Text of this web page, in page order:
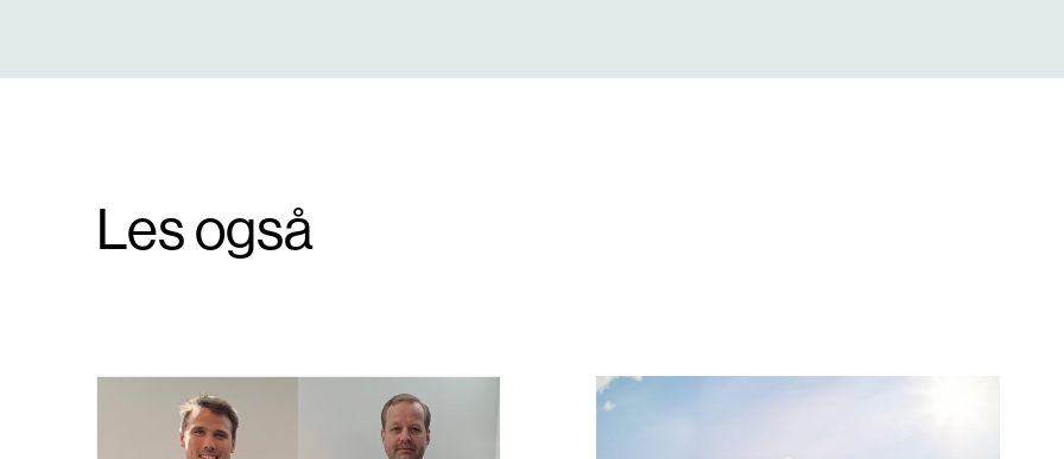
Les også